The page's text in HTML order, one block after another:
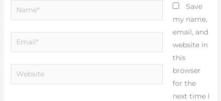
Name*
Email*
Website
Save
my name,
email, and
website in
this
browser
for the
next time I